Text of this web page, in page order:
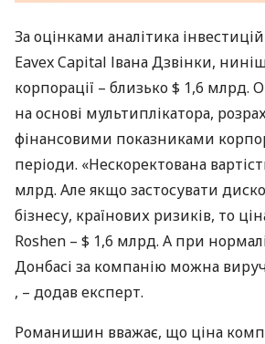
За оцінками аналітика
Eavex Capital Івана Дзвінки,
корпорації – близько $ 1,6 млрд.
на основі мультиплікатора,
фінансовими показниками
періоди. «Нескоректована
млрд. Але якщо застосувати
бізнесу, країнових ризиків, то
Roshen – $ 1,6 млрд. А при
Донбасі за компанію можна
, – додав експерт.
Романишин вважає, що ціна